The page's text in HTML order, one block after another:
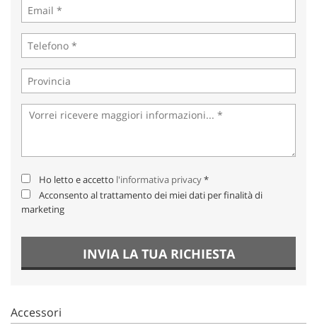
Ho letto e accetto l'informativa privacy*
Acconsento al trattamento dei miei dati per finalità di
marketing
INVIA LA TUA RICHIESTA
Accessori